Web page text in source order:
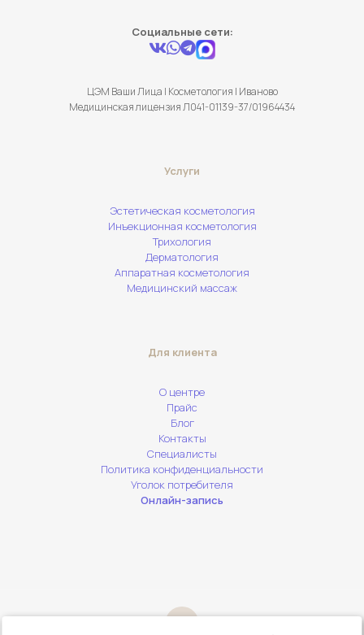
Социальные сети:
ЦЭМ Ваши Лица | Косметология | Иваново
Медицинская лицензия Л041-01139-37/01964434
Услуги
Эстетическая косметология
Инъекционная косметология
Трихология
Дерматология
Аппаратная косметология
Медицинский массаж
Для клиента
О центре
Прайс
Блог
Контакты
Специалисты
Политика конфиденциальности
Уголок потребителя
Онлайн-запись